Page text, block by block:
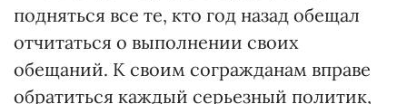
подняться все те, кто год назад обещал
отчитаться о выполнении своих
обещаний. К своим согражданам вправе
обратиться каждый серьезный политик,